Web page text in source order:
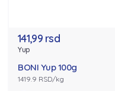
141,99 rsd
Yup
BONI Yup 100g
1419.9 RSD/kg